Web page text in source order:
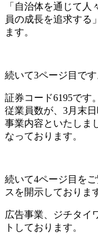
「自治体を通じて
員の成長を追求する
ます。
続いて3ページ目で
証券コード6195です。
従業員数が、3月末
事業内容といたしま
なっております。
続いて4ページ目を
スを開示しておりま
広告事業、ジチタイ
トしております。